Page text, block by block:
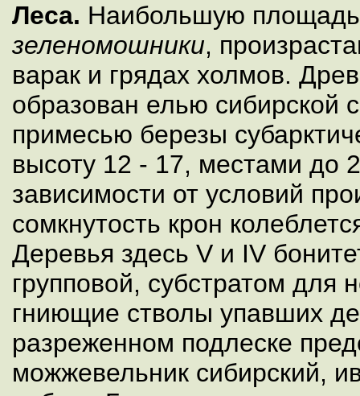
Леса. Наибольшую
зеленомошники,
варак и грядах холмов.
образован елью сибирской
примесью березы
высоту 12 - 17, местами до
зависимости от условий
сомкнутость крон
Деревья здесь V и IV
групповой, субстратом для
гниющие стволы упавших
разреженном подлеске
можжевельник сибирский,